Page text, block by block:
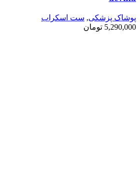
پوشاک پزشکی, ست اسکراب
5,290,000 تومان